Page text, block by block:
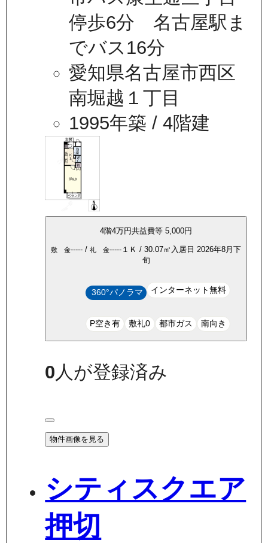
停歩6分 名古屋駅ま
でバス16分
愛知県名古屋市西区
南堀越１丁目
1995年築 / 4階建
4階4万円共益費等 5,000円
敷 金----- / 礼 金----- １Ｋ / 30.07㎡ 入居日 2026年8月下
旬
360°パノラマ インターネット無料
P空き有 敷礼0 都市ガス 南向き
0人が登録済み
物件画像を見る
シティスクエア
押切